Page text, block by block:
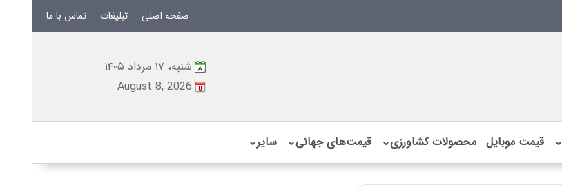
صفحه اصلی تبلیغات تماس با ما
شنبه، ۱۷ مرداد ۱۴۰۵
August 8, 2026
⌄ قیمت موبایل محصولات کشاورزی⌄ قیمت‌های جهانی⌄ سایر⌄